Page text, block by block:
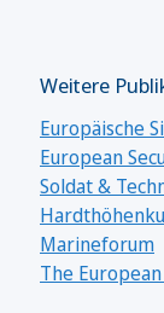
Weitere
Europäische
European
Soldat &
Marineforum
The